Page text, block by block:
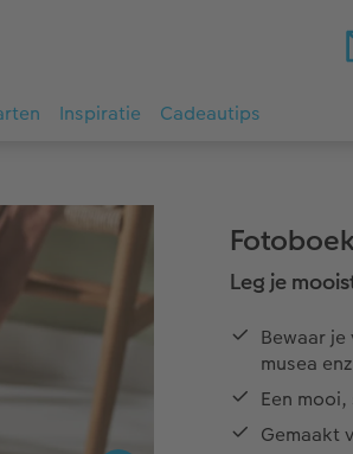
Inspiratie Cadeautips
Leg je
Bewaar
musea
Een
Gemaakt